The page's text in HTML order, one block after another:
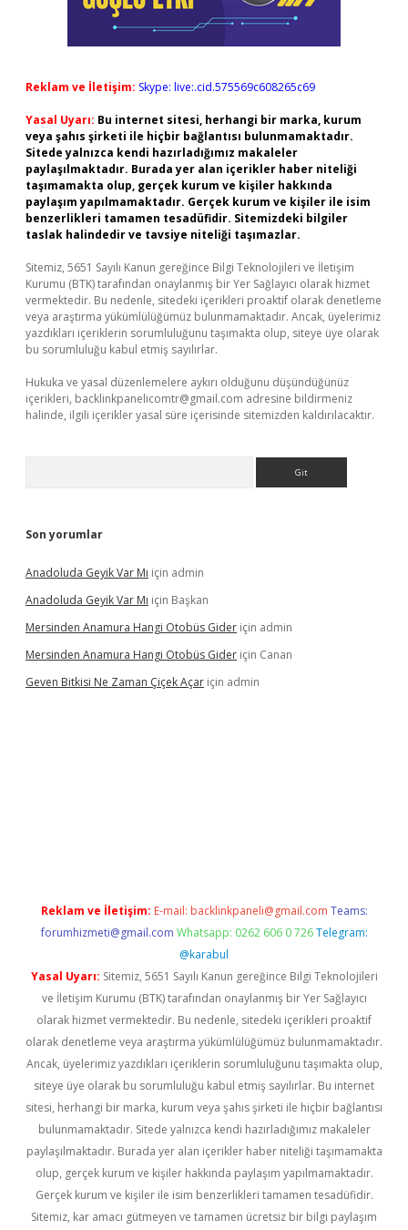
Reklam ve İletişim: Skype: live:.cid.575569c608265c69
Yasal Uyarı: Bu internet sitesi, herhangi bir marka, kurum
veya şahıs şirketi ile hiçbir bağlantısı bulunmamaktadır.
Sitede yalnızca kendi hazırladığımız makaleler
paylaşılmaktadır. Burada yer alan içerikler haber niteliği
taşımamakta olup, gerçek kurum ve kişiler hakkında
paylaşım yapılmamaktadır. Gerçek kurum ve kişiler ile isim
benzerlikleri tamamen tesadüfidir. Sitemizdeki bilgiler
taslak halindedir ve tavsiye niteliği taşımazlar.
Sitemiz, 5651 Sayılı Kanun gereğince Bilgi Teknolojileri ve İletişim
Kurumu (BTK) tarafından onaylanmış bir Yer Sağlayıcı olarak hizmet
vermektedir. Bu nedenle, sitedeki içerikleri proaktif olarak denetleme
veya araştırma yükümlülüğümüz bulunmamaktadır. Ancak, üyelerimiz
yazdıkları içeriklerin sorumluluğunu taşımakta olup, siteye üye olarak
bu sorumluluğu kabul etmiş sayılırlar.
Hukuka ve yasal düzenlemelere aykırı olduğunu düşündüğünüz
içerikleri, backlinkpanelicomtr@gmail.com adresine bildirmeniz
halinde, ilgili içerikler yasal süre içerisinde sitemizden kaldırılacaktır.
Son yorumlar
Anadoluda Geyik Var Mı için admin
Anadoluda Geyik Var Mı için Başkan
Mersinden Anamura Hangi Otobüs Gider için admin
Mersinden Anamura Hangi Otobüs Gider için Canan
Geven Bitkisi Ne Zaman Çiçek Açar için admin
Reklam ve İletişim: E-mail: backlinkpaneli@gmail.com Teams:
forumhizmeti@gmail.com Whatsapp: 0262 606 0 726 Telegram:
@karabul
Yasal Uyarı: Sitemiz, 5651 Sayılı Kanun gereğince Bilgi Teknolojileri
ve İletişim Kurumu (BTK) tarafından onaylanmış bir Yer Sağlayıcı
olarak hizmet vermektedir. Bu nedenle, sitedeki içerikleri proaktif
olarak denetleme veya araştırma yükümlülüğümüz bulunmamaktadır.
Ancak, üyelerimiz yazdıkları içeriklerin sorumluluğunu taşımakta olup,
siteye üye olarak bu sorumluluğu kabul etmiş sayılırlar. Bu internet
sitesi, herhangi bir marka, kurum veya şahıs şirketi ile hiçbir bağlantısı
bulunmamaktadır. Sitede yalnızca kendi hazırladığımız makaleler
paylaşılmaktadır. Burada yer alan içerikler haber niteliği taşımamakta
olup, gerçek kurum ve kişiler hakkında paylaşım yapılmamaktadır.
Gerçek kurum ve kişiler ile isim benzerlikleri tamamen tesadüfidir.
Sitemiz, kar amacı gütmeyen ve tamamen ücretsiz bir bilgi paylaşım